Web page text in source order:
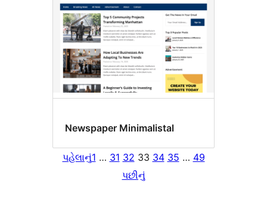
Newspaper Minimalistal
પહેલાનું1 … 31 32 33 34 35 … 49
પછીનું